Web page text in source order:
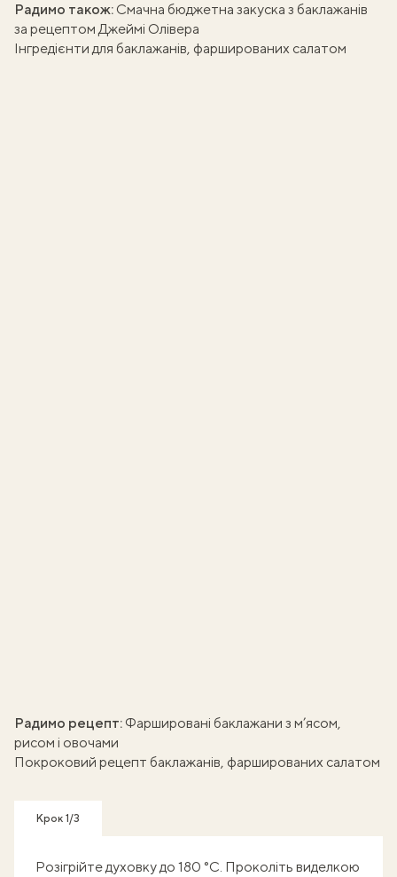
Радимо також:Смачна бюджетна закуска з баклажанів
за рецептом Джеймі Олівера
Інгредієнти для баклажанів, фаршированих салатом
Радимо рецепт:Фаршировані баклажани з м’ясом,
рисом і овочами
Покроковий рецепт баклажанів, фаршированих салатом
Крок 1/3
Розігрійте духовку до 180 °C. Проколіть виделкою